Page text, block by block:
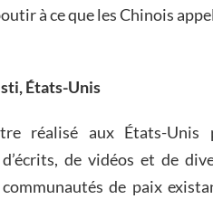
à ce que les Chinois
États-Unis
réalisé aux États-Unis
de vidéos et de
de paix